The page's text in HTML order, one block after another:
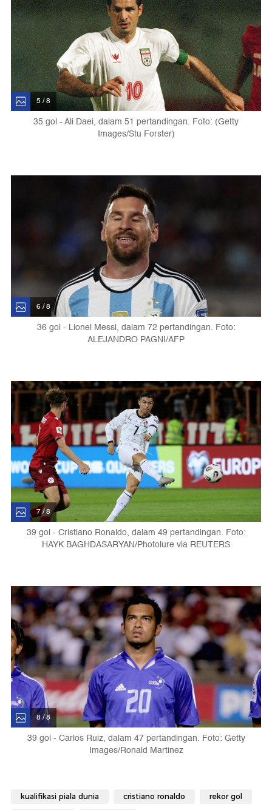
5 / 8
35 gol - Ali Daei, dalam 51 pertandingan. Foto: (Getty
Images/Stu Forster)
6 / 8
36 gol - Lionel Messi, dalam 72 pertandingan. Foto:
ALEJANDRO PAGNI/AFP
7 / 8
39 gol - Cristiano Ronaldo, dalam 49 pertandingan. Foto:
HAYK BAGHDASARYAN/Photolure via REUTERS
8 / 8
39 gol - Carlos Ruiz, dalam 47 pertandingan. Foto: Getty
Images/Ronald Martinez
kualifikasi piala dunia cristiano ronaldo rekor gol